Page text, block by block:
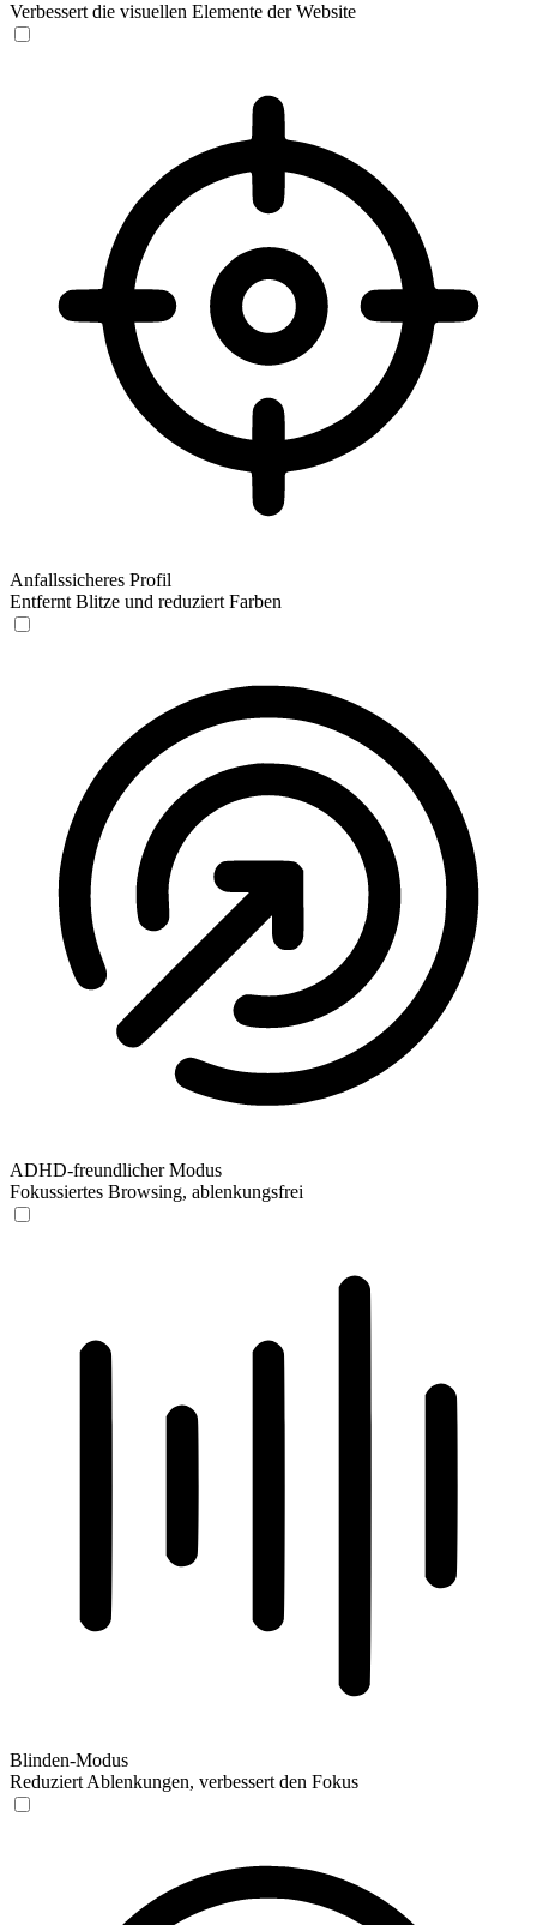
Verbessert die visuellen Elemente der Website
Anfallssicheres Profil
Entfernt Blitze und reduziert Farben
ADHD-freundlicher Modus
Fokussiertes Browsing, ablenkungsfrei
Blinden-Modus
Reduziert Ablenkungen, verbessert den Fokus